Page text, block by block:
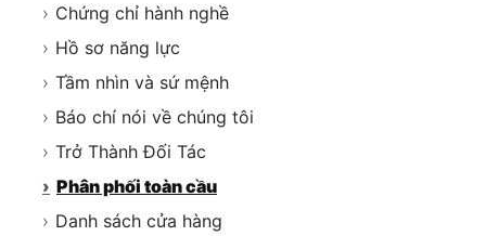
› Chứng chỉ hành nghề
› Hồ sơ năng lực
› Tầm nhìn và sứ mệnh
› Báo chí nói về chúng tôi
› Trở Thành Đối Tác
› Phân phối toàn cầu
› Danh sách cửa hàng